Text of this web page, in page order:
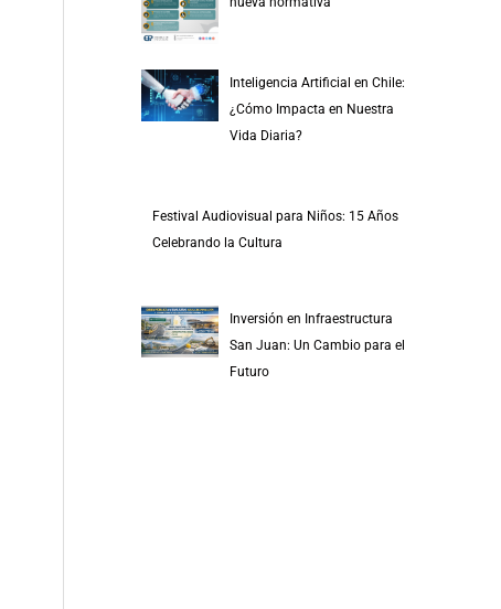
Inteligencia Artificial en Chile:
¿Cómo Impacta en Nuestra
Vida Diaria?
Festival Audiovisual para Niños: 15 Años
Celebrando la Cultura
Inversión en Infraestructura
San Juan: Un Cambio para el
Futuro